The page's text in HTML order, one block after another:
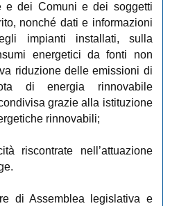
e dei Comuni e dei soggetti
nonché dati e informazioni
impianti installati, sulla
energetici da fonti non
riduzione delle emissioni di
di energia rinnovabile
grazie alla istituzione
rinnovabili;
riscontrate nell’attuazione
di Assemblea legislativa e